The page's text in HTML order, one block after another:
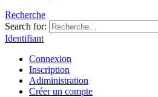
Recherche
Search for:
Identifiant
Connexion
Inscription
Adiministration
Créer un compte